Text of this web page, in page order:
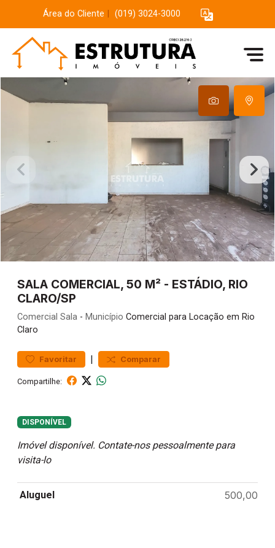
Área do Cliente (019) 3024-3000
SALA COMERCIAL, 50 M² - ESTÁDIO, RIO
CLARO/SP
Comercial Sala - Município Comercial para Locação em Rio
Claro
Favoritar | Comparar
Compartilhe:
DISPONÍVEL
Imóvel disponível. Contate-nos pessoalmente para
visita-lo
Aluguel 500,00